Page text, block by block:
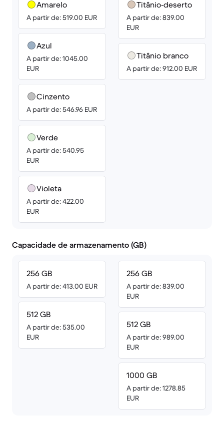
Amarelo
A partir de: 519.00 EUR
Azul
A partir de: 1045.00
EUR
Cinzento
A partir de: 546.96 EUR
Verde
A partir de: 540.95
EUR
Violeta
A partir de: 422.00
EUR
Titânio‑deserto
A partir de: 839.00
EUR
Titânio branco
A partir de: 912.00 EUR
Capacidade de armazenamento (GB)
256 GB
A partir de: 413.00 EUR
512 GB
A partir de: 535.00
EUR
256 GB
A partir de: 839.00
EUR
512 GB
A partir de: 989.00
EUR
1000 GB
A partir de: 1278.85
EUR